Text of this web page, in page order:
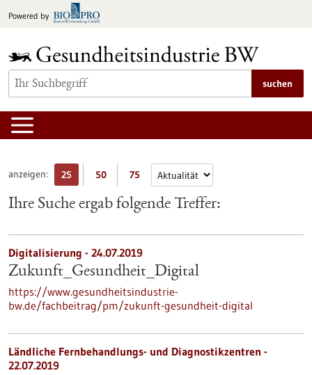
Inhalt
Powered by
suchen
anzeigen: 25 50 75
Ihre Suche ergab folgende Treffer:
Digitalisierung - 24.07.2019
Zukunft_Gesundheit_Digital
https://www.gesundheitsindustrie-
bw.de/fachbeitrag/pm/zukunft-gesundheit-digital
Ländliche Fernbehandlungs- und Diagnostikzentren -
22.07.2019